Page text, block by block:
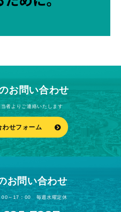
お問い合わせ
者よりご連絡いたします
わせフォーム
お問い合わせ
00～17：00 毎週水曜定休